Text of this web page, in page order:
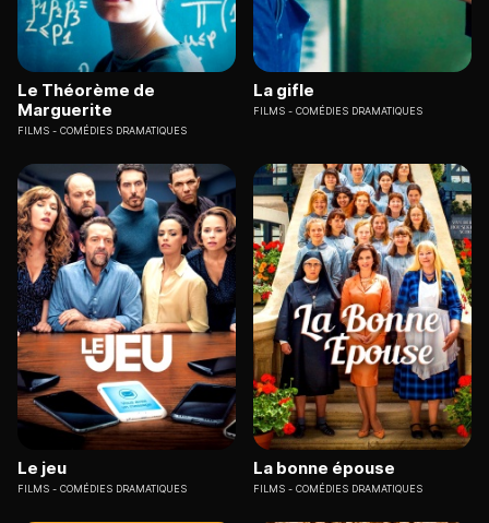
Le Théorème de
Marguerite
FILMS COMÉDIES DRAMATIQUES
La gifle
FILMS COMÉDIES DRAMATIQUES
Le jeu
FILMS COMÉDIES DRAMATIQUES
La bonne épouse
FILMS COMÉDIES DRAMATIQUES